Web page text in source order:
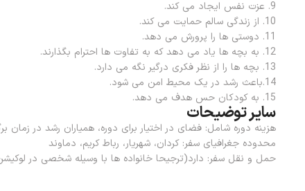
9. عزت نفس ایجاد می کند.
10. از زندگی سالم حمایت می کند.
11. دوستی ها را پرورش می دهد.
12. به بچه ها یاد می دهد که به تفاوت ها احترام بگذارند.
13. بچه ها را از نظر فکری درگیر نگه می دارد.
14.باعث رشد در یک محیط امن می شود.
15. به کودکان حس هدف می دهد.
سایر توضیحات
هزینه دوره شامل: فضای در اختیار برای دوره، همیاران رشد در زمان
محدوده جغرافیای سفر: کردان، شهریار، رباط کریم، دماوند
حمل و نقل سفر: دارد(ترجیحا خانواده ها با وسیله شخصی در